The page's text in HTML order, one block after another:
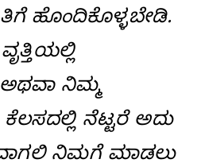
ಹೊಂದಿಕೊಳ್ಳಬೇಡಿ.
ನಿಮ್ಮ
ಕೆಲಸದಲ್ಲಿ ನೆಟ್ಟರೆ ಅದು
ನಿಮಗೆ ಮಾಡಲು